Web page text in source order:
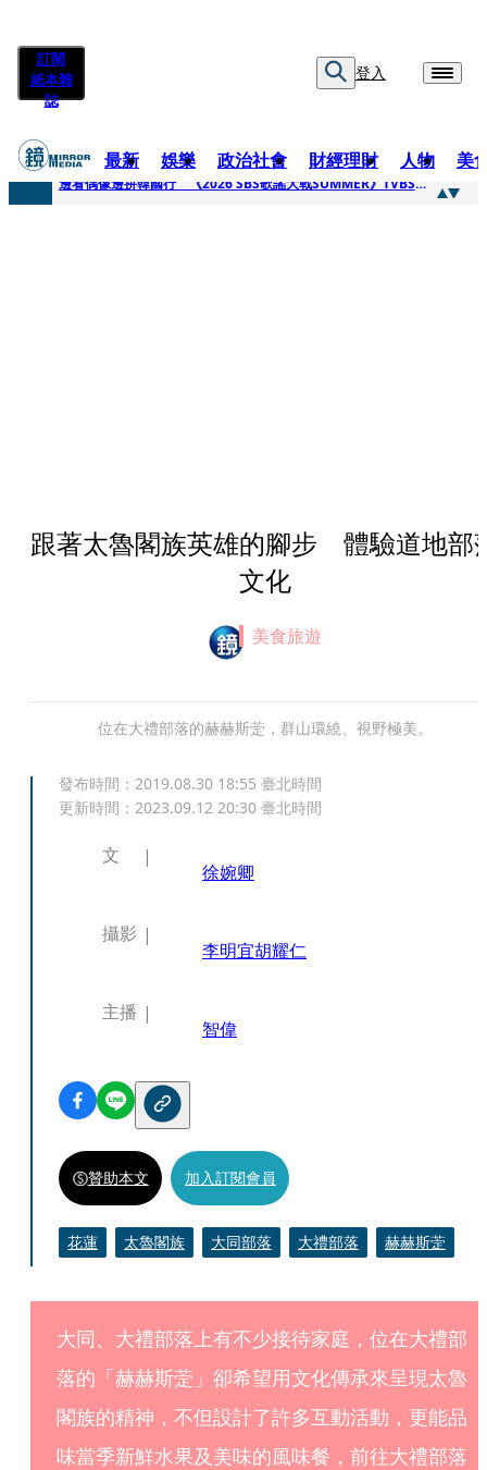
訂閱
紙本雜
誌
登入
最新 娛樂 政治社會 財經理財 人物 美
快訊
邊看偶像邊拚韓國行 《2026 SBS歌謠大戰SUMMER》TVBS直播祭追星福利
跟著太魯閣族英雄的腳步 體驗道地部
文化
美食旅遊
位在大禮部落的赫赫斯萣，群山環繞、視野極美。
發布時間： 2019.08.30 18:55 臺北時間
更新時間： 2023.09.12 20:30 臺北時間
文
徐婉卿
攝影
李明宜胡耀仁
主播
智偉
贊助本文 加入訂閱會員
花蓮 太魯閣族 大同部落 大禮部落 赫赫斯萣
大同、大禮部落上有不少接待家庭，位在大禮部
落的「赫赫斯萣」卻希望用文化傳承來呈現太魯
閣族的精神，不但設計了許多互動活動，更能品
味當季新鮮水果及美味的風味餐，前往大禮部落